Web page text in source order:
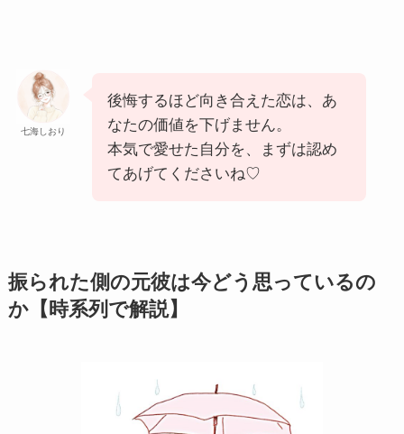
七海しおり
後悔するほど向き合えた恋は、あ
なたの価値を下げません。
本気で愛せた自分を、まずは認め
てあげてくださいね♡
振られた側の元彼は今どう思っているの
か【時系列で解説】